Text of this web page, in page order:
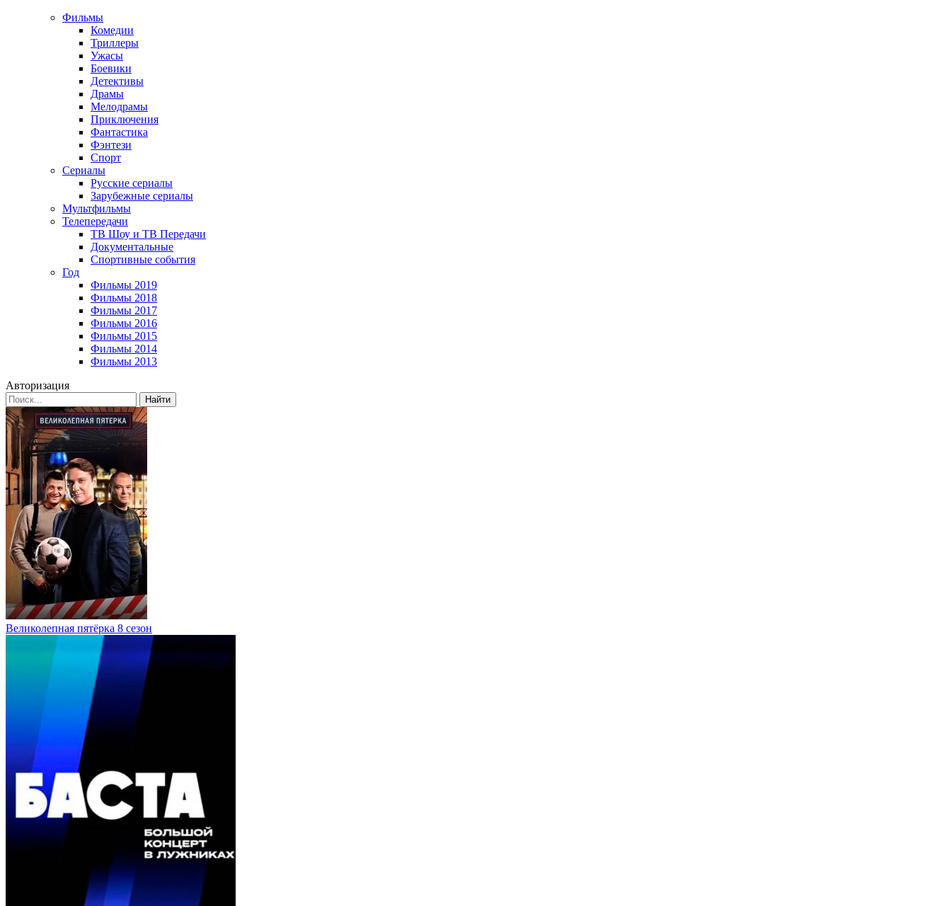
Фильмы
Комедии
Триллеры
Ужасы
Боевики
Детективы
Драмы
Мелодрамы
Приключения
Фантастика
Фэнтези
Спорт
Сериалы
Русские сериалы
Зарубежные сериалы
Мультфильмы
Телепередачи
ТВ Шоу и ТВ Передачи
Документальные
Спортивные события
Год
Фильмы 2019
Фильмы 2018
Фильмы 2017
Фильмы 2016
Фильмы 2015
Фильмы 2014
Фильмы 2013
Авторизация
Найти
Великолепная пятёрка 8 сезон